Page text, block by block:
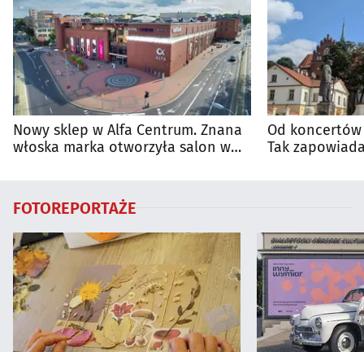
Nowy sklep w Alfa Centrum. Znana
włoska marka otworzyła salon w
Od
Tak
FOTOREPORTAŻE